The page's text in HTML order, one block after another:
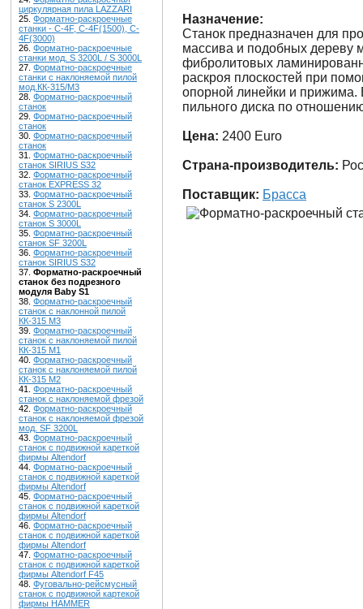
циркулярная пила LAZZARI
25. Форматно-раскроечные
станки - C-4F, C-4F(1500), C-
4F(3000)
26. Форматно-раскроечные
станки мод. S 3200L / S 3000L
27. Форматно-раскроечные
станки с наклоняемой пилой
мод.КК-315/М3
28. Форматно-раскроечный
станок
29. Форматно-раскроечный
станок
30. Форматно-раскроечный
станок
31. Форматно-раскроечный
станок SIRIUS S32
32. Форматно-раскроечный
станок EXPRESS 32
33. Форматно-раскроечный
станок S 2300L
34. Форматно-раскроечный
станок S 3000L
35. Форматно-раскроечный
станок SF 3200L
36. Форматно-раскроечный
станок SIRIUS S32
37. Форматно-раскроечный
станок без подрезного
модуля Baby S1
38. Форматно-раскроечный
станок с наклонной пилой
КК-315 М3
39. Форматно-раскроечный
станок с наклоняемой пилой
КК-315 М1
40. Форматно-раскроечный
станок с наклоняемой пилой
КК-315 М2
41. Форматно-раскроечный
станок с наклоняемой фрезой
42. Форматно-раскроечный
станок с наклоняемой фрезой
мод. SF 3200L
43. Форматно-раскроечный
станок с подвижной кареткой
фирмы Altendorf
44. Форматно-раскроечный
станок с подвижной кареткой
фирмы Altendorf
45. Форматно-раскроечный
станок с подвижной кареткой
фирмы Altendorf
46. Форматно-раскроечный
станок с подвижной кареткой
фирмы Altendorf
47. Форматно-раскроечный
станок с подвижной кареткой
фирмы Altendorf F45
48. Фуговально-рейсмусный
станок с подвижной картекой
фирмы HAMMER
Назначение:
Станок предназначен для
массива и подобных
фибролитовых
раскроя плоскостей при
опорной линейки и прижима.
пильного диска по
Цена: 2400 Euro
Страна-производитель:
Поставщик: Брасса